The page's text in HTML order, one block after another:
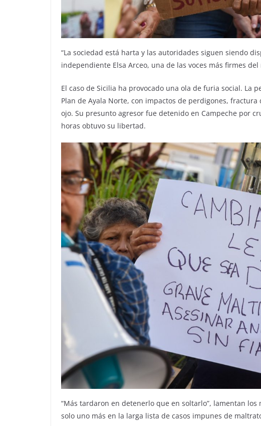
“La sociedad está harta y las autoridades siguen siendo
independiente Elsa Arceo, una de las voces más firmes
El caso de Sicilia ha provocado una ola de furia social. La
Plan de Ayala Norte, con impactos de perdigones,
ojo. Su presunto agresor fue detenido en Campeche por
horas obtuvo su libertad.
“Más tardaron en detenerlo que en soltarlo”, lamentan
solo uno más en la larga lista de casos impunes de